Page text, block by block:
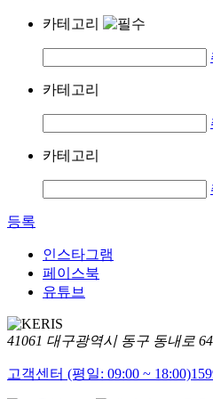
카테고리
카테고리
카테고리
등록
인스타그램
페이스북
유튜브
41061 대구광역시 동구 동내로
고객센터 (평일: 09:00 ~ 18:00)